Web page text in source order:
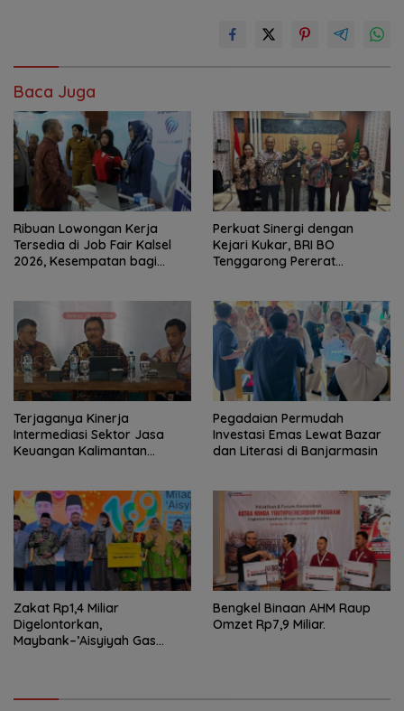
Baca Juga
Ribuan Lowongan Kerja
Tersedia di Job Fair Kalsel
2026, Kesempatan bagi
Perkuat Sinergi dengan
Kejari Kukar, BRI BO
Tenggarong Pererat
Terjaganya Kinerja
Intermediasi Sektor Jasa
Keuangan Kalimantan
Daerah
Pegadaian Permudah
Investasi Emas Lewat Bazar
dan Literasi di Banjarmasin
Zakat Rp1,4 Miliar
Digelontorkan,
Maybank–’Aisyiyah Gas
Bengkel Binaan AHM Raup
Omzet Rp7,9 Miliar.